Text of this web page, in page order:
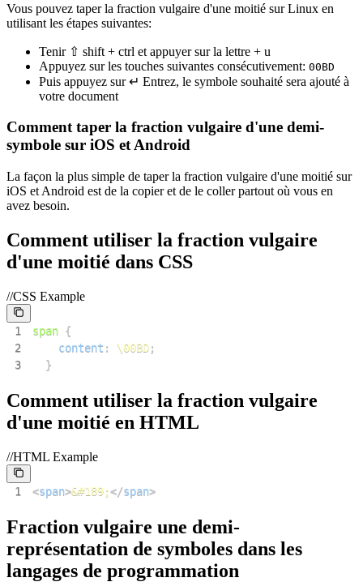
Vous pouvez taper la fraction vulgaire d'une moitié sur Linux en
utilisant les étapes suivantes:
Tenir ⇧ shift + ctrl et appuyer sur la lettre + u
Appuyez sur les touches suivantes consécutivement: 00BD
Puis appuyez sur ↵ Entrez, le symbole souhaité sera ajouté à
votre document
Comment taper la fraction vulgaire d'une demi-
symbole sur iOS et Android
La façon la plus simple de taper la fraction vulgaire d'une moitié sur
iOS et Android est de la copier et de le coller partout où vous en
avez besoin.
Comment utiliser la fraction vulgaire
d'une moitié dans CSS
//CSS Example
1 span {
2
content : \00BD;
3
}
Comment utiliser la fraction vulgaire
d'une moitié en HTML
//HTML Example
1 <span>&#189;</span>
Fraction vulgaire une demi-
représentation de symboles dans les
langages de programmation